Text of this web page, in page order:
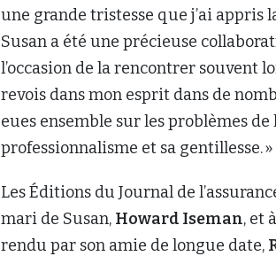
une grande tristesse que j’ai appris
Susan a été une précieuse
l’occasion de la rencontrer souvent
revois dans mon esprit dans de
eues ensemble sur les problèmes de
professionnalisme et sa gentillesse. »
Les Éditions du Journal de
mari de Susan, Howard Iseman, et
rendu par son amie de longue date,